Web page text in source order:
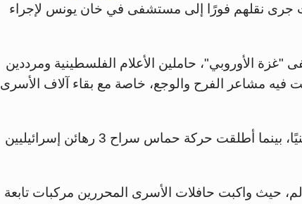
جرى نقلهم فورًا إلى مستشفى في خان يونس لإجراء
الأوروبي"، حاملين الأعلام الفلسطينية ومرددين
مشاعر الفرح والوجع، خاصة مع بقاء آلاف الأسرى
وأفرجت إسرائيل عن 183 أسيرا فلسطينيًا، بينما أطلقت حركة حماس سراح 3 رهائن إسرائيليين
حيث واكبت حافلات الأسرى المحررين مركبات تابعة